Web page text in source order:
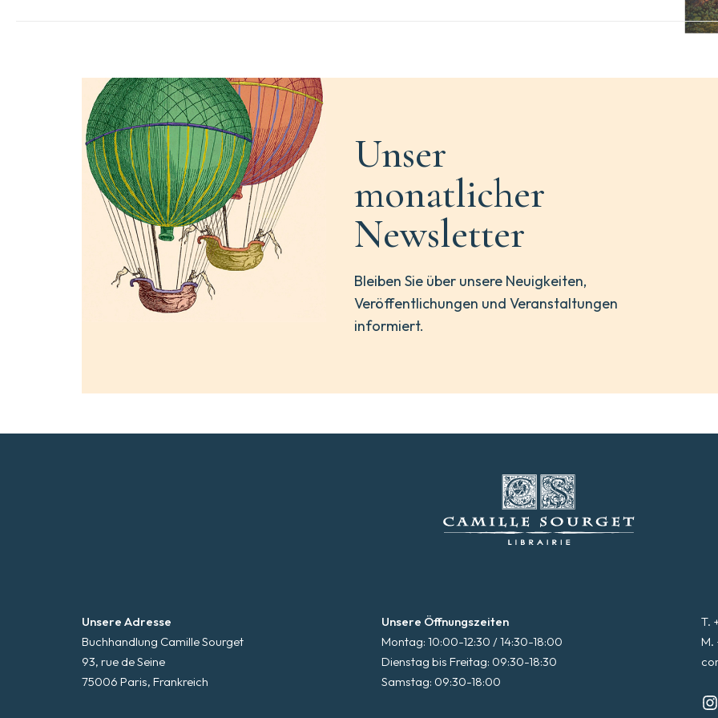
Unser
monatlicher
Newsletter
Bleiben Sie über unsere Neuigkeiten,
Veröffentlichungen und Veranstaltungen
informiert.
Unsere Adresse
Buchhandlung Camille Sourget
93, rue de Seine
75006 Paris, Frankreich
Unsere Öffnungszeiten
Montag: 10:00-12:30 / 14:30-18:00
Dienstag bis Freitag: 09:30-18:30
Samstag: 09:30-18:00
T.
M.